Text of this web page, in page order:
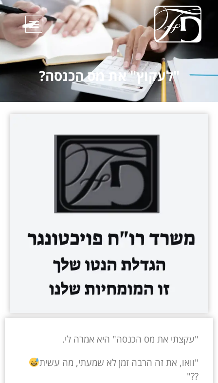
"לעקוץ" את מס הכנסה?
"עקצתי את מס הכנסה" היא אמרה לי.
"וואו, את זה הרבה זמן לא שמעתי, מה עשית
??"